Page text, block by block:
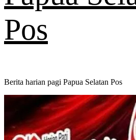
Pos
Berita harian pagi Papua Selatan Pos
Primary